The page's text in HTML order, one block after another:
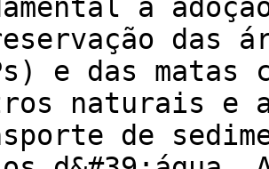
a
das
e das
naturais e
de